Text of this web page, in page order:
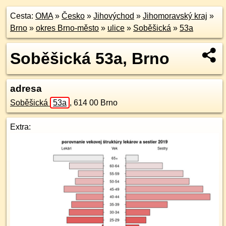
Cesta: OMA» Česko » Jihovýchod » Jihomoravský kraj »
Brno » okres Brno-město » ulice » Soběšická » 53a
Soběšická 53a, Brno
adresa
Soběšická 53a , 614 00 Brno
Extra: